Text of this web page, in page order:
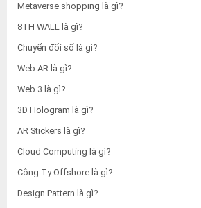
Metaverse shopping là gì?
8TH WALL là gì?
Chuyển đổi số là gì?
Web AR là gì?
Web 3 là gì?
3D Hologram là gì?
AR Stickers là gì?
Cloud Computing là gì?
Công Ty Offshore là gì?
Design Pattern là gì?